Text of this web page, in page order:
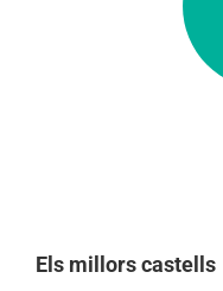
Els millors castells